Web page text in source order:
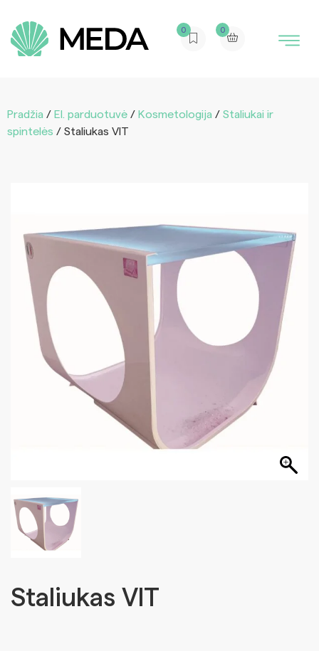
0 0
Pradžia / El. parduotuvė / Kosmetologija / Staliukai ir
spintelės / Staliukas VIT
Staliukas VIT